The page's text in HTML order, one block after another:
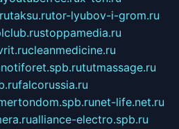
taksu.rutor-lyubov-i-grom.ru
stoppamedia.ru
cleanmedicine.ru
tutmassage.ru
falcorussia.ru
net-life.net.ru
alliance-electro.spb.ru